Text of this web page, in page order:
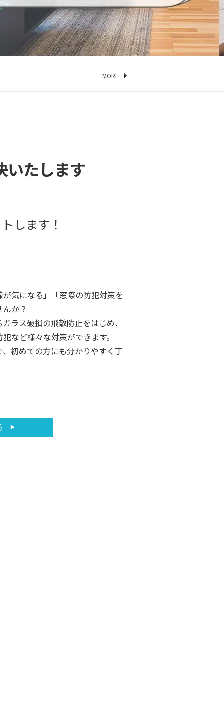
MORE
いたします
します！
が気になる」「窓際の防犯対策を
か？
ラス破損の飛散防止をはじめ、
など様々な対策ができます。
初めての方にも分かりやすく丁